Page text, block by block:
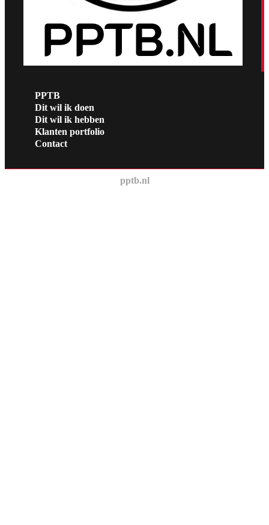
PPTB
Dit wil ik doen
Dit wil ik hebben
Klanten portfolio
Contact
pptb.nl